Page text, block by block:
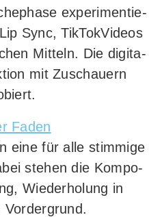
expe­ri­men­tie­
Sync, Tik­Tok­Vi­de­os
Mit­teln. Die digi­ta­
mit Zuschau­ern
Faden
eine für alle stim­mi­ge
ste­hen die Kom­po­
Wie­der­ho­lung in